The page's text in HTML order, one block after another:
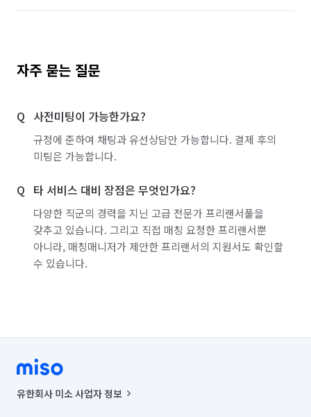
자주 묻는 질문
사전미팅이 가능한가요?
규정에 준하여 채팅과 유선상담만 가능합니다. 결제 후의
미팅은 가능합니다.
타 서비스 대비 장점은 무엇인가요?
다양한 직군의 경력을 지닌 고급 전문가 프리랜서풀을
갖추고 있습니다. 그리고 직접 매칭 요청한 프리랜서뿐
아니라, 매칭매니저가 제안한 프리랜서의 지원서도 확인할
수 있습니다.
유한회사 미소 사업자 정보